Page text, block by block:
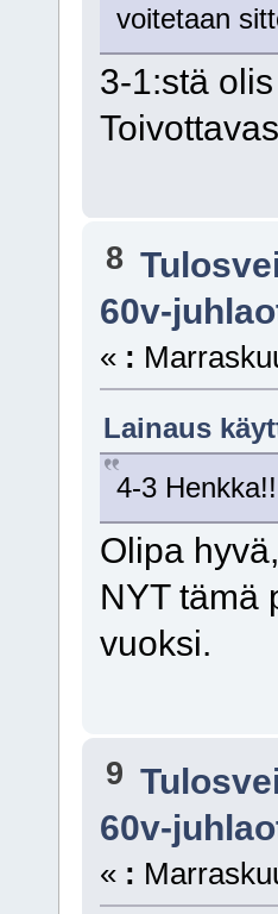
voitetaan
3-1:stä
8
60v-
« :
Lainaus
4-3
Olipa
NYT tämä
vuoksi.
9
60v-
« :